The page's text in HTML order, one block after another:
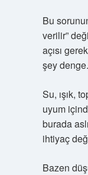
Bu
verilir”
açısı
şey denge.
Su, ışık,
uyum
burada
ihtiyaç
Bazen